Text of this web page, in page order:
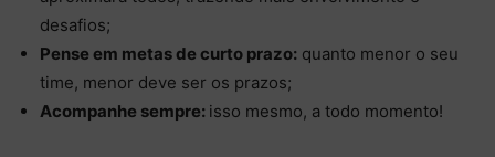
desafios;
Pense em metas de curto prazo: quanto menor o seu
time, menor deve ser os prazos;
Acompanhe sempre: isso mesmo, a todo momento!